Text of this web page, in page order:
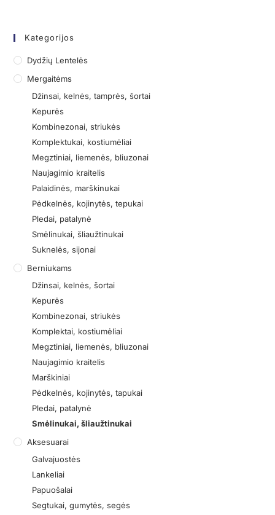
Kategorijos
Dydžių Lentelės
Mergaitėms
Džinsai, kelnės, tamprės, šortai
Kepurės
Kombinezonai, striukės
Komplektukai, kostiumėliai
Megztiniai, liemenės, bliuzonai
Naujagimio kraitelis
Palaidinės, marškinukai
Pėdkelnės, kojinytės, tepukai
Pledai, patalynė
Smėlinukai, šliaužtinukai
Suknelės, sijonai
Berniukams
Džinsai, kelnės, šortai
Kepurės
Kombinezonai, striukės
Komplektai, kostiumėliai
Megztiniai, liemenės, bliuzonai
Naujagimio kraitelis
Marškiniai
Pėdkelnės, kojinytės, tapukai
Pledai, patalynė
Smėlinukai, šliaužtinukai
Aksesuarai
Galvajuostės
Lankeliai
Papuošalai
Segtukai, gumytės, segės